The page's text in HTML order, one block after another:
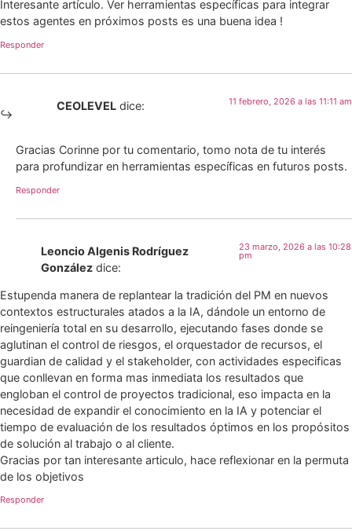
Interesante artículo. Ver herramientas específicas para integrar
estos agentes en próximos posts es una buena idea !
Responder
CEOLEVEL dice: 11 febrero, 2026 a las 11:11 am
Gracias Corinne por tu comentario, tomo nota de tu interés
para profundizar en herramientas específicas en futuros posts.
Responder
Leoncio Algenis Rodríguez
González dice:
23 marzo, 2026 a las 10:28
pm
Estupenda manera de replantear la tradición del PM en nuevos
contextos estructurales atados a la IA, dándole un entorno de
reingeniería total en su desarrollo, ejecutando fases donde se
aglutinan el control de riesgos, el orquestador de recursos, el
guardian de calidad y el stakeholder, con actividades especificas
que conllevan en forma mas inmediata los resultados que
engloban el control de proyectos tradicional, eso impacta en la
necesidad de expandir el conocimiento en la IA y potenciar el
tiempo de evaluación de los resultados óptimos en los propósitos
de solución al trabajo o al cliente.
Gracias por tan interesante articulo, hace reflexionar en la permuta
de los objetivos
Responder